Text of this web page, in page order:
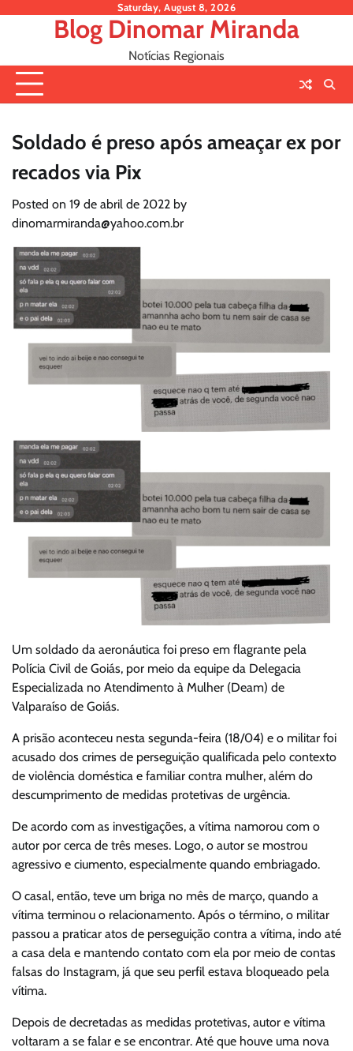
Saturday, August 8, 2026
Blog Dinomar Miranda
Notícias Regionais
Soldado é preso após ameaçar ex por
recados via Pix
Posted on 19 de abril de 2022 by
dinomarmiranda@yahoo.com.br
Um soldado da aeronáutica foi preso em flagrante pela
Polícia Civil de Goiás, por meio da equipe da Delegacia
Especializada no Atendimento à Mulher (Deam) de
Valparaíso de Goiás.
A prisão aconteceu nesta segunda-feira (18/04) e o militar foi
acusado dos crimes de perseguição qualificada pelo contexto
de violência doméstica e familiar contra mulher, além do
descumprimento de medidas protetivas de urgência.
De acordo com as investigações, a vítima namorou com o
autor por cerca de três meses. Logo, o autor se mostrou
agressivo e ciumento, especialmente quando embriagado.
O casal, então, teve um briga no mês de março, quando a
vítima terminou o relacionamento. Após o término, o militar
passou a praticar atos de perseguição contra a vítima, indo até
a casa dela e mantendo contato com ela por meio de contas
falsas do Instagram, já que seu perfil estava bloqueado pela
vítima.
Depois de decretadas as medidas protetivas, autor e vítima
voltaram a se falar e se encontrar. Até que houve uma nova